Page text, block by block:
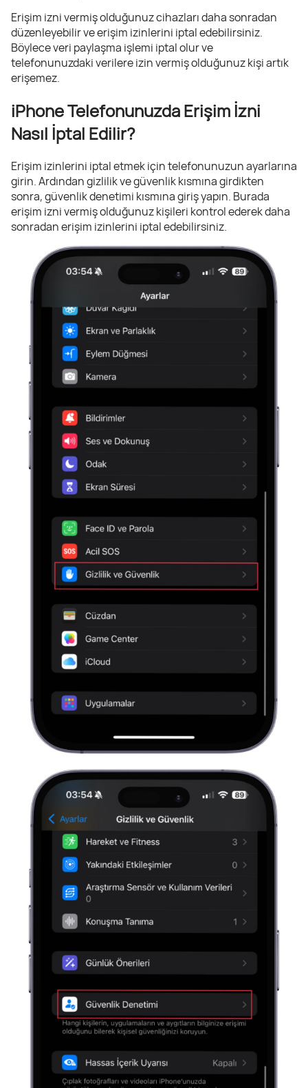
Erişim izni vermiş olduğunuz cihazları daha sonradan
düzenleyebilir ve erişim izinlerini iptal edebilirsiniz.
Böylece veri paylaşma işlemi iptal olur ve
telefonunuzdaki verilere izin vermiş olduğunuz kişi artık
erişemez.
iPhone Telefonunuzda Erişim İzni
Nasıl İptal Edilir?
Erişim izinlerini iptal etmek için telefonunuzun ayarlarına
girin. Ardından gizlilik ve güvenlik kısmına girdikten
sonra, güvenlik denetimi kısmına giriş yapın. Burada
erişim izni vermiş olduğunuz kişileri kontrol ederek daha
sonradan erişim izinlerini iptal edebilirsiniz.